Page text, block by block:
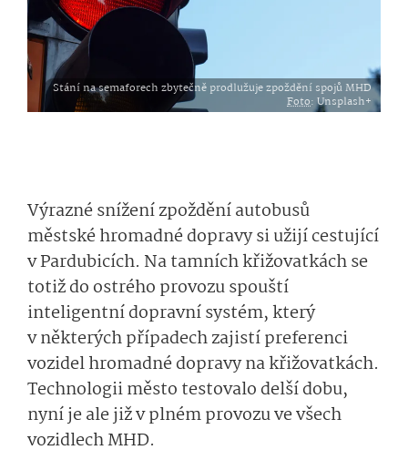
Stání na semaforech zbytečně prodlužuje zpoždění spojů MHD
Foto: Unsplash+
Výrazné snížení zpoždění autobusů
městské hromadné dopravy si užijí cestující
v Pardubicích. Na tamních křižovatkách se
totiž do ostrého provozu spouští
inteligentní dopravní systém, který
v některých případech zajistí preferenci
vozidel hromadné dopravy na křižovatkách.
Technologii město testovalo delší dobu,
nyní je ale již v plném provozu ve všech
vozidlech MHD.